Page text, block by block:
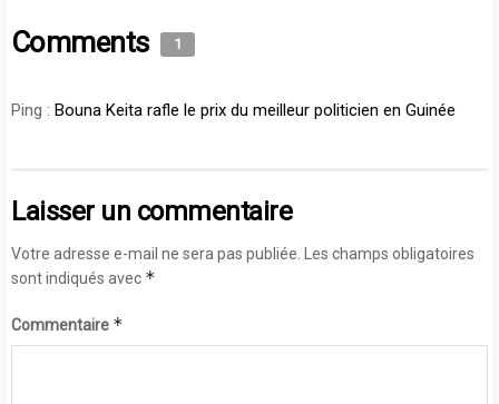
Comments 1
Ping : Bouna Keita rafle le prix du meilleur politicien en Guinée
Laisser un commentaire
Votre adresse e-mail ne sera pas publiée.
Les champs obligatoires
sont indiqués avec *
Commentaire *